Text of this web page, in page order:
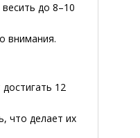
до 8–10
внимания.
12
что делает их